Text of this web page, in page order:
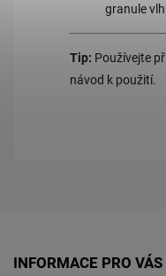
granule
Tip: Používejte
návod k použití.
INFORMACE PRO VÁS